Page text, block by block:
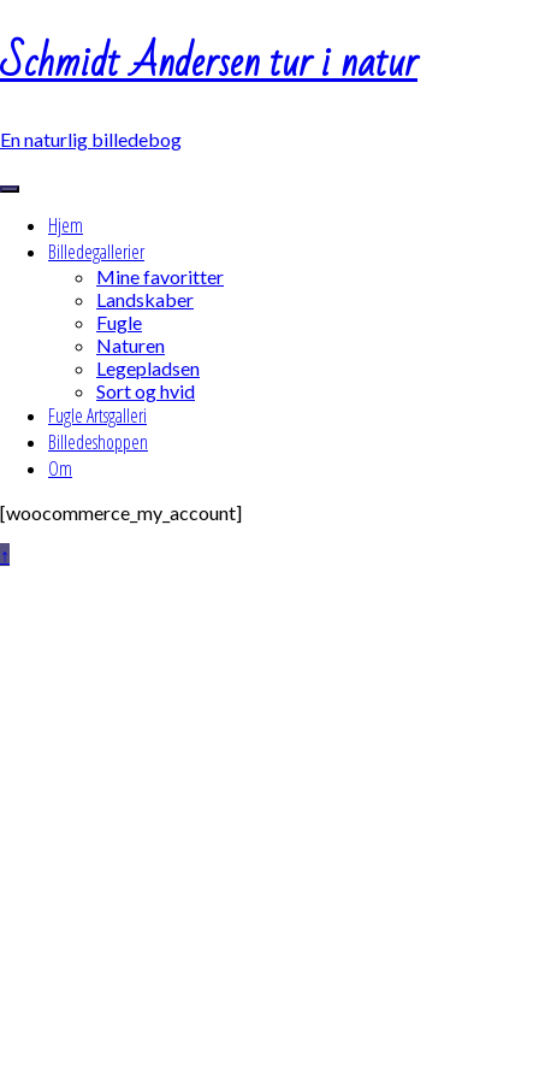
Skip
to
content
Schmidt Andersen tur i natur
En naturlig billedebog
Hjem
Billedegallerier
Mine favoritter
Landskaber
Fugle
Naturen
Legepladsen
Sort og hvid
Fugle Artsgalleri
Billedeshoppen
Om
[woocommerce_my_account]
↑